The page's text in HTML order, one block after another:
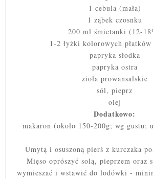
1 cebula (mała)
1 ząbek czosnku
200 ml śmietanki (12-
1-2 łyżki kolorowych
papryka słodka
papryka ostra
zioła prowansalskie
sól, pieprz
olej
Dodatkowo:
makaron (około 150-200g; wg gustu;
Umytą i osuszoną pierś z kurczaka
Mięso oprószyć solą, pieprzem oraz
wymieszać i wstawić do lodówki -